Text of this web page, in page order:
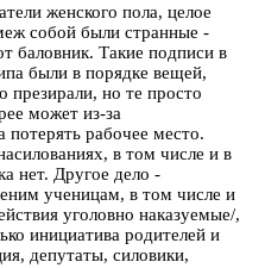
женского пола, целое
собой были странные -
баловник. Такие подписи в
были в порядке вещей,
презирали, но те просто
может из-за
потерять рабочее место.
в том числе и в
нет. Другое дело -
ученицам, в том числе и
уголовно наказуемые/,
инициатива родителей и
депутаты, силовики,